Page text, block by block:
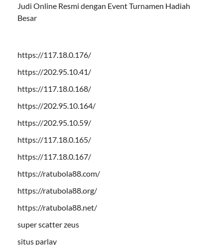
Judi Online Resmi dengan Event Turnamen Hadiah
Besar
https://117.18.0.176/
https://202.95.10.41/
https://117.18.0.168/
https://202.95.10.164/
https://202.95.10.59/
https://117.18.0.165/
https://117.18.0.167/
https://ratubola88.com/
https://ratubola88.org/
https://ratubola88.net/
super scatter zeus
situs parlay